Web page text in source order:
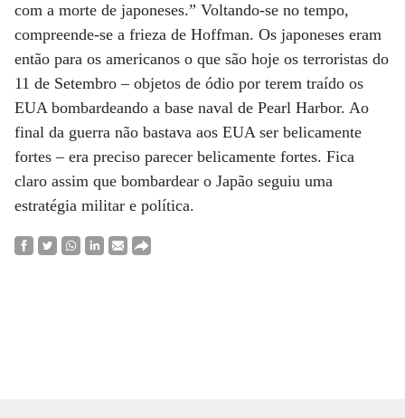
com a morte de japoneses.” Voltando-se no tempo,
compreende-se a frieza de Hoffman. Os japoneses eram
então para os americanos o que são hoje os terroristas do
11 de Setembro – objetos de ódio por terem traído os
EUA bombardeando a base naval de Pearl Harbor. Ao
final da guerra não bastava aos EUA ser belicamente
fortes – era preciso parecer belicamente fortes. Fica
claro assim que bombardear o Japão seguiu uma
estratégia militar e política.